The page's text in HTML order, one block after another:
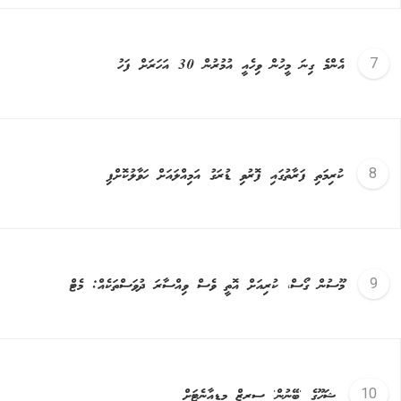
އެންމެ ގިނަ މީހުން ވިހެއީ އުމުރުން 30 އަހަރަށް ފަހު
ކުރިމަތި ފަރާތުގައި ފޮރުވި ޑުރަގު އަމިއްލައަށް ހަވާލުކޮށްފި
މޫސުން ގޯސް، ކުރިއަށް އޮތީ ވެސް ވިއްސާރަ ދުވަސްތަކެއް: މެޓް
ޝަހޫގެ 'ބޭނުން' ސީރީޒް މީޑިއާނެޓަށް